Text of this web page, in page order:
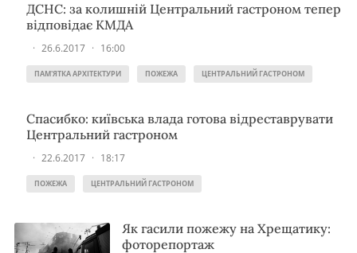
ДСНС: за колишній Центральний гастроном тепер
відповідає КМДА
· 26.6.2017 · 16:00
ПАМ'ЯТКА АРХІТЕКТУРИ ПОЖЕЖА ЦЕНТРАЛЬНИЙ ГАСТРОНОМ
Спасибко: київська влада готова відреставрувати
Центральний гастроном
· 22.6.2017 · 18:17
ПОЖЕЖА ЦЕНТРАЛЬНИЙ ГАСТРОНОМ
Як гасили пожежу на Хрещатику:
фоторепортаж